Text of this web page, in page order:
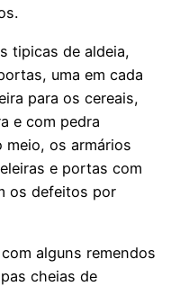
tipicas de aldeia,
uma em cada
para os cereais,
e com pedra
meio, os armários
e portas com
os defeitos por
alguns remendos
cheias de